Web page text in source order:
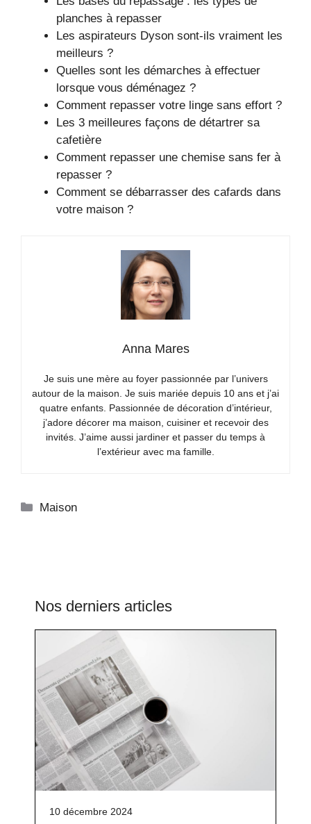
planches à repasser
Les aspirateurs Dyson sont-ils vraiment les
meilleurs ?
Quelles sont les démarches à effectuer
lorsque vous déménagez ?
Comment repasser votre linge sans effort ?
Les 3 meilleures façons de détartrer sa
cafetière
Comment repasser une chemise sans fer à
repasser ?
Comment se débarrasser des cafards dans
votre maison ?
Anna Mares
Je suis une mère au foyer passionnée par l’univers
autour de la maison. Je suis mariée depuis 10 ans et j’ai
quatre enfants. Passionnée de décoration d’intérieur,
j’adore décorer ma maison, cuisiner et recevoir des
invités. J’aime aussi jardiner et passer du temps à
l’extérieur avec ma famille.
Catégories
Maison
Nos derniers articles
10 décembre 2024